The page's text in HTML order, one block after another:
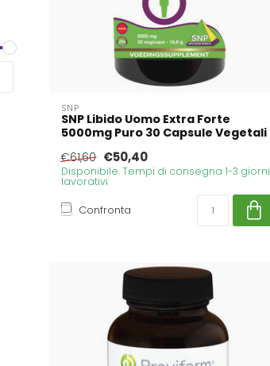
SNP
SNP Libido Uomo Extra Forte
5000mg Puro 30 Capsule Vegetali
€61,60 €50,40
Disponibile. Tempi di consegna 1-3 giorni
lavorativi
Confronta